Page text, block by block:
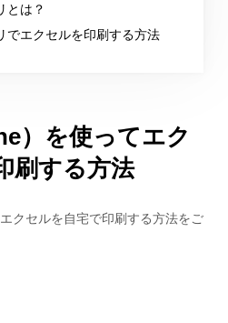
とは？
でエクセルを印刷する方法
）を使ってエク
刷する方法
クセルを自宅で印刷する方法をご